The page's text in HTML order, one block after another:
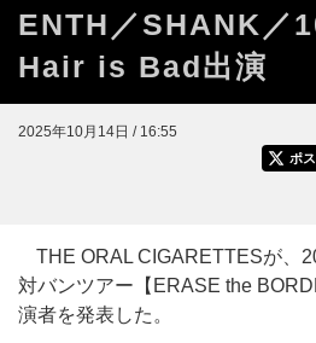
ENTH／SHANK／
Hair is Bad出演
2025年10月14日 / 16:55
ポ
THE ORAL CIGARETTESが、
対バンツアー【ERASE the
演者を発表した。